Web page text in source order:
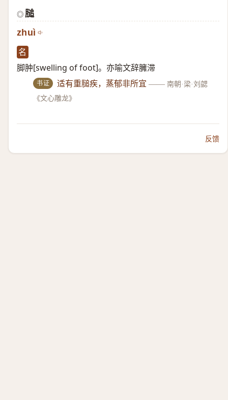
◎ 膇
zhuì
名
脚肿[swelling of foot]。亦喻文辞臃滞
书证 适有重膇疾，蒸郁非所宜 —— 南朝·梁·刘勰
《文心雕龙》
反馈